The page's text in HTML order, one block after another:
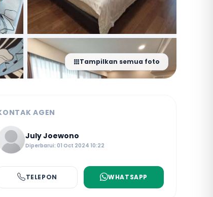
Tampilkan semua foto
AGEN
July Joewono
Diperbarui: 01 Oct 2024 10:22
TELEPON WHATSAPP